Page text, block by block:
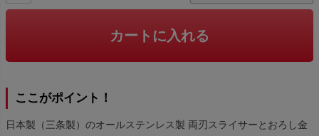
カートに入れる
ここがポイント！
日本製（三条製）のオールステンレス製 両刃スライサーとおろし金